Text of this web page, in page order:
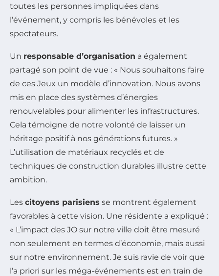
toutes les personnes impliquées dans
l’événement, y compris les bénévoles et les
spectateurs.
Un responsable d’organisation a également
partagé son point de vue : « Nous souhaitons faire
de ces Jeux un modèle d’innovation. Nous avons
mis en place des systèmes d’énergies
renouvelables pour alimenter les infrastructures.
Cela témoigne de notre volonté de laisser un
héritage positif à nos générations futures. »
L’utilisation de matériaux recyclés et de
techniques de construction durables illustre cette
ambition.
Les citoyens parisiens se montrent également
favorables à cette vision. Une résidente a expliqué :
« L’impact des JO sur notre ville doit être mesuré
non seulement en termes d’économie, mais aussi
sur notre environnement. Je suis ravie de voir que
l’a priori sur les méga-événements est en train de